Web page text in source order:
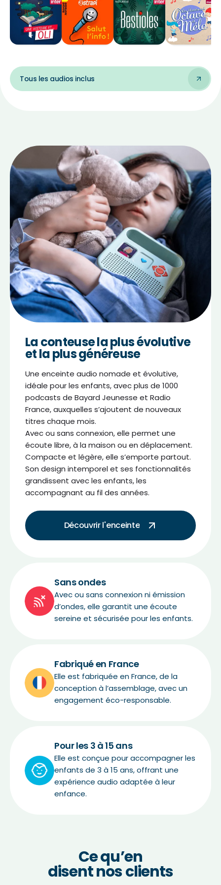
Tous les audios inclus
La conteuse la plus évolutive
et la plus généreuse
Une enceinte audio nomade et évolutive,
idéale pour les enfants, avec plus de 1000
podcasts de Bayard Jeunesse et Radio
France, auxquelles s’ajoutent de nouveaux
titres chaque mois.
Avec ou sans connexion, elle permet une
écoute libre, à la maison ou en déplacement.
Compacte et légère, elle s’emporte partout.
Son design intemporel et ses fonctionnalités
grandissent avec les enfants, les
accompagnant au fil des années.
Découvrir l'enceinte
Sans ondes
Avec ou sans connexion ni émission
d’ondes, elle garantit une écoute
sereine et sécurisée pour les enfants.
Fabriqué en France
Elle est fabriquée en France, de la
conception à l’assemblage, avec un
engagement éco-responsable.
Pour les 3 à 15 ans
Elle est conçue pour accompagner les
enfants de 3 à 15 ans, offrant une
expérience audio adaptée à leur
enfance.
Ce qu’en
disent nos clients